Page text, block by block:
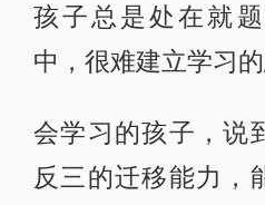
孩子总是处在就
中，很难建立学习
会学习的孩子，说
反三的迁移能力，